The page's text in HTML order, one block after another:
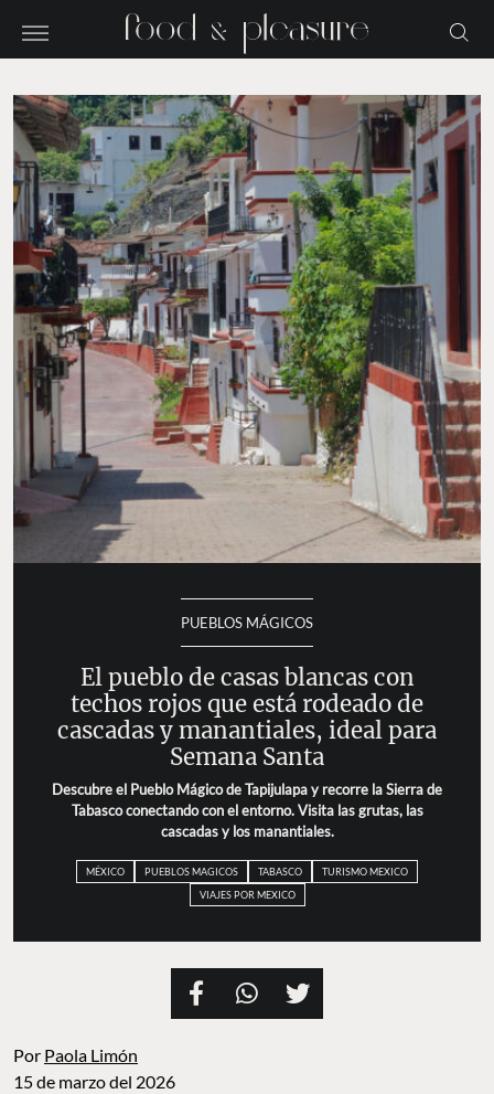
PUEBLOS MÁGICOS
El pueblo de casas blancas con
techos rojos que está rodeado de
cascadas y manantiales, ideal para
Semana Santa
Descubre el Pueblo Mágico de Tapijulapa y recorre la Sierra de
Tabasco conectando con el entorno. Visita las grutas, las
cascadas y los manantiales.
MÉXICO PUEBLOS MAGICOS TABASCO
TURISMO MEXICO
VIAJES POR MEXICO
Por Paola Limón
15 de marzo del 2026